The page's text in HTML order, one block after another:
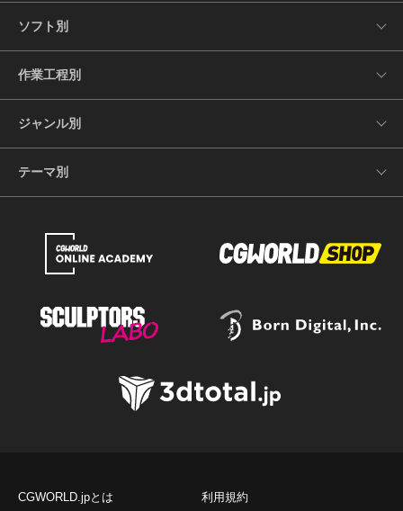
ソフト別
作業工程別
ジャンル別
テーマ別
CGWORLD.jpとは 利用規約